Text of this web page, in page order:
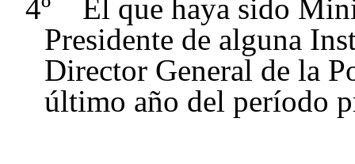
4º El que haya sido
Presidente de alguna
Director General de la
último año del período